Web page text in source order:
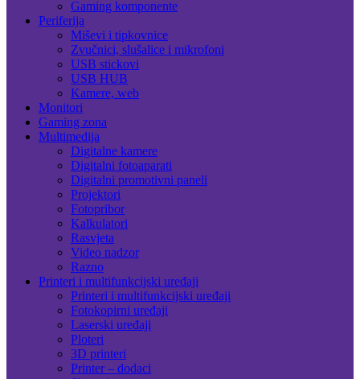
Gaming komponente
Periferija
Miševi i tipkovnice
Zvučnici, slušalice i mikrofoni
USB stickovi
USB HUB
Kamere, web
Monitori
Gaming zona
Multimedija
Digitalne kamere
Digitalni fotoaparati
Digitalni promotivni paneli
Projektori
Fotopribor
Kalkulatori
Rasvjeta
Video nadzor
Razno
Printeri i multifunkcijski uređaji
Printeri i multifunkcijski uređaji
Fotokopirni uređaji
Laserski uređaji
Ploteri
3D printeri
Printer – dodaci